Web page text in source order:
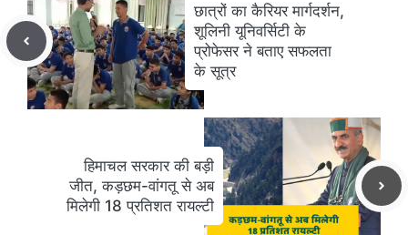
छात्रों का कैरियर मार्गदर्शन,
शूलिनी यूनिवर्सिटी के
प्रोफेसर ने बताए सफलता
के सूत्र
हिमाचल सरकार की बड़ी
जीत, कड़छम-वांगतू से अब
मिलेगी 18 प्रतिशत रायल्टी